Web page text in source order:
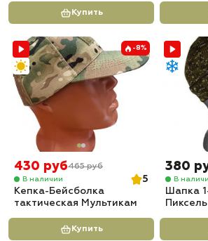
Купить
-8%
430 руб465 руб
В наличии
5
Кепка-Бейсболка
тактическая Мультикам
Купить
380
В
Шапка
Пиксель